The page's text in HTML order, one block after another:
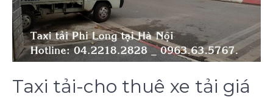
Taxi tải-cho thuê xe tải giá